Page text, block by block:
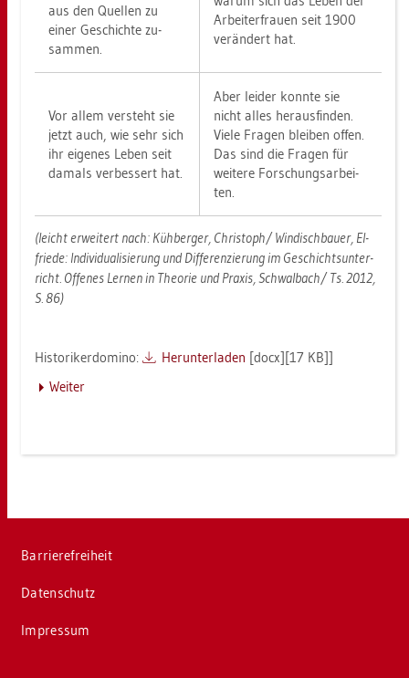
aus den Quel­len zu
einer Ge­schich­te zu­
sam­men.
Ar­bei­ter­frau­en seit 1900
ver­än­dert hat.
Vor allem ver­steht sie
jetzt auch, wie sehr sich
ihr ei­ge­nes Leben seit
da­mals ver­bes­sert hat.
Aber lei­der konn­te sie
nicht alles her­aus­fin­den.
Viele Fra­gen blei­ben offen.
Das sind die Fra­gen für
wei­te­re For­schungs­ar­bei­
ten.
(leicht er­wei­tert nach: Küh­ber­ger, Chris­toph/ Win­disch­bau­er, El­
frie­de: In­di­vi­dua­li­sie­rung und Dif­fe­ren­zie­rung im Ge­schichts­un­ter­
richt. Of­fe­nes Ler­nen in Theo­rie und Pra­xis, Schwal­bach/ Ts. 2012,
S. 86)
His­to­ri­ker­do­mi­no: Her­un­ter­la­den [docx][17 KB]]
Wei­ter
Bar­rie­re­frei­heit
Da­ten­schutz
Im­pres­sum